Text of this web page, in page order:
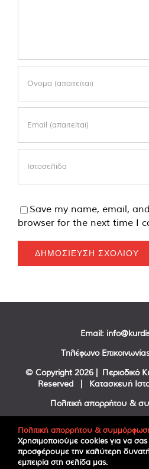
Save my name, email,
browser for the next time I
Email:
Τηλέφωνο
© Copyright 2026 | Περιοδικό
Reserved | Κατασκευή
Πολιτική απορρήτου &
Facebook
Πολιτική απορρήτου &
Χρησιμοποιούμε cookies για να σας
προσφέρουμε την καλύτερη
εμπειρία στη σελίδα μας.